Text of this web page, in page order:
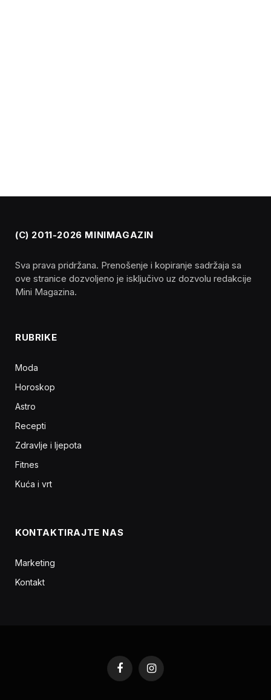
(C) 2011-2026 MINIMAGAZIN
Sva prava pridržana. Prenošenje i kopiranje sadržaja sa
ove stranice dozvoljeno je isključivo uz dozvolu redakcije
Mini Magazina.
RUBRIKE
Moda
Horoskop
Astro
Recepti
Zdravlje i ljepota
Fitnes
Kuća i vrt
KONTAKTIRAJTE NAS
Marketing
Kontakt
FacebookInstagram